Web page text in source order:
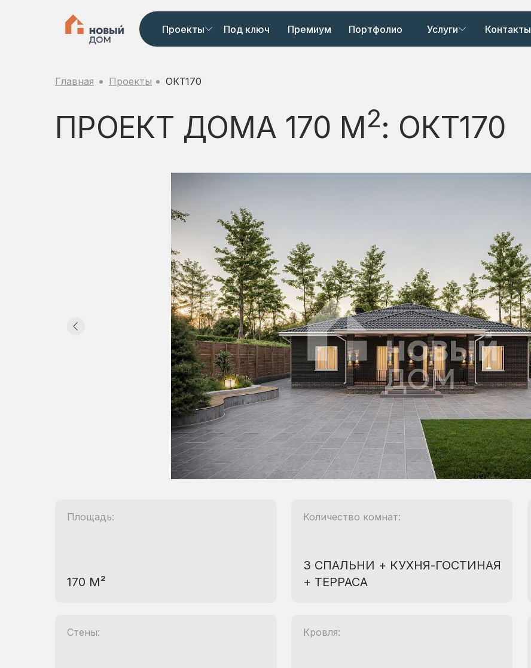
Под ключ Премиум Контакты
Портфолио Услуги
Проекты
ПРОЕКТ ДОМА 170 М2: ОКТ170
Главная ОКТ170
Проекты
Площадь: Количество комнат:
170 М²
3 СПАЛЬНИ + КУХНЯ-ГОСТИНАЯ
+ ТЕРРАСА
Стены: Кровля: